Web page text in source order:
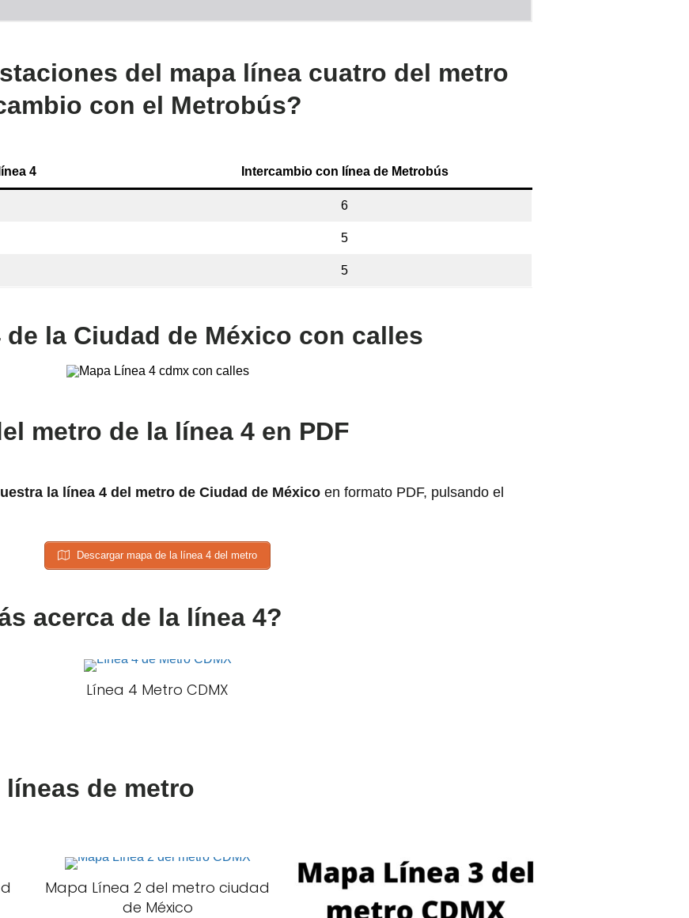
del mapa línea cuatro del metro
con el Metrobús?
4 Intercambio con línea de Metrobús
6
5
5
de la Ciudad de México con calles
metro de la línea 4 en PDF
la línea 4 del metro de Ciudad de México en formato PDF, pulsando el
Descargar mapa de la línea 4 del metro
acerca de la línea 4?
Línea 4 Metro CDMX
líneas de metro
Mapa Línea 2 del metro ciudad
de México